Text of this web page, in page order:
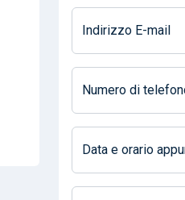
Indirizzo E-mail
Numero di
Data e orario